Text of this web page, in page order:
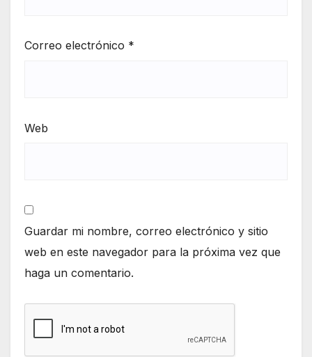
Correo electrónico *
Web
Guardar mi nombre, correo electrónico y sitio
web en este navegador para la próxima vez que
haga un comentario.